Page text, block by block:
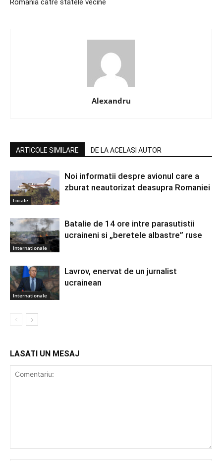
Romania catre statele vecine
Alexandru
ARTICOLE SIMILARE DE LA ACELASI AUTOR
Locale
Noi informatii despre avionul care a
zburat neautorizat deasupra Romaniei
Internationale
Batalie de 14 ore intre parasutistii
ucraineni si „beretele albastre” ruse
Internationale
Lavrov, enervat de un jurnalist
ucrainean
LASATI UN MESAJ